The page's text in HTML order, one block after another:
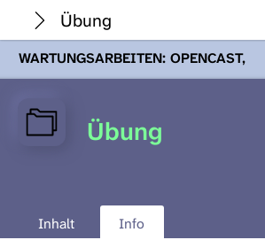
Übung
WARTUNGSARBEITEN: OPENCAST,
PODCASTS & TOBIRA
Mi 19. August
Wartungsarbeiten an den Opencast-
Servern werden Ihnen Podcasts,
Opencast-Videos und Tobira nicht zur
Übung
Inhalt Info